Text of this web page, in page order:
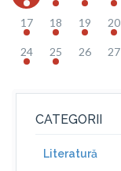
17 18 19 20
24 25 26 27
CATEGORII
Literatură